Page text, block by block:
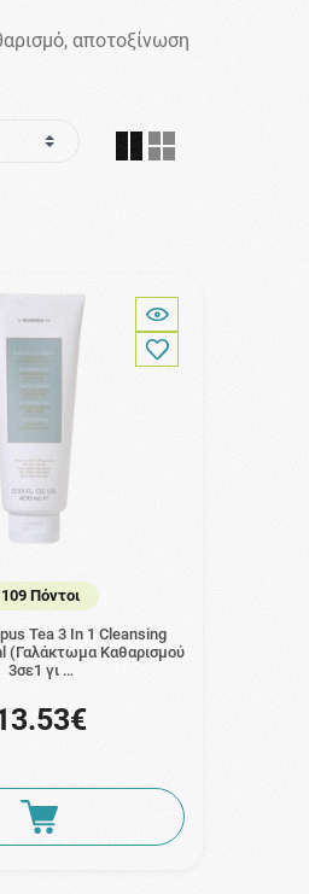
αποτοξίνωση
109 Πόντοι
Tea 3 In 1 Cleansing
(Γαλάκτωμα Καθαρισμού
3σε1 γι …